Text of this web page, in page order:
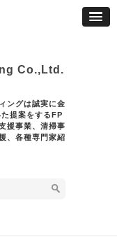
Co.,Ltd.
ングは誠実に金
提案をするFP
援事業、清掃事
、各種専門家紹